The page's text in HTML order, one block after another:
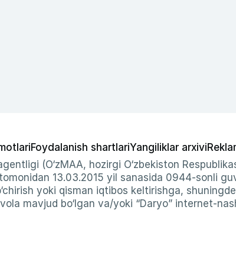
Foydalanish shartlariYangiliklar arxivi
(O‘zMAA, hozirgi O‘zbekiston
13.03.2015 yil sanasida 0944-sonli
yoki qisman iqtibos keltirishga,
mavjud bo‘lgan va/yoki “Daryo” internet-